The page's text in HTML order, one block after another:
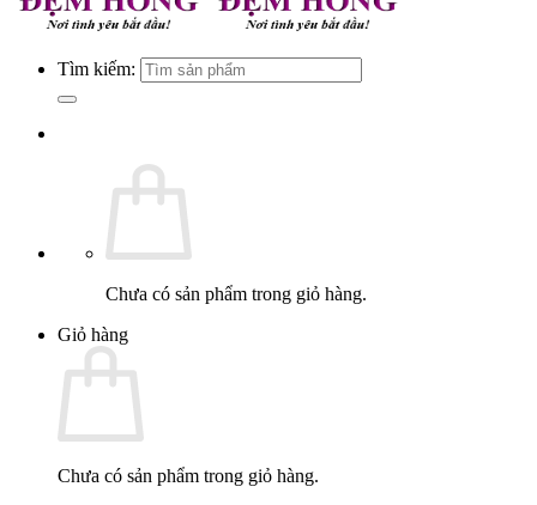
Tìm kiếm:
Chưa có sản phẩm trong giỏ hàng.
Giỏ hàng
Chưa có sản phẩm trong giỏ hàng.